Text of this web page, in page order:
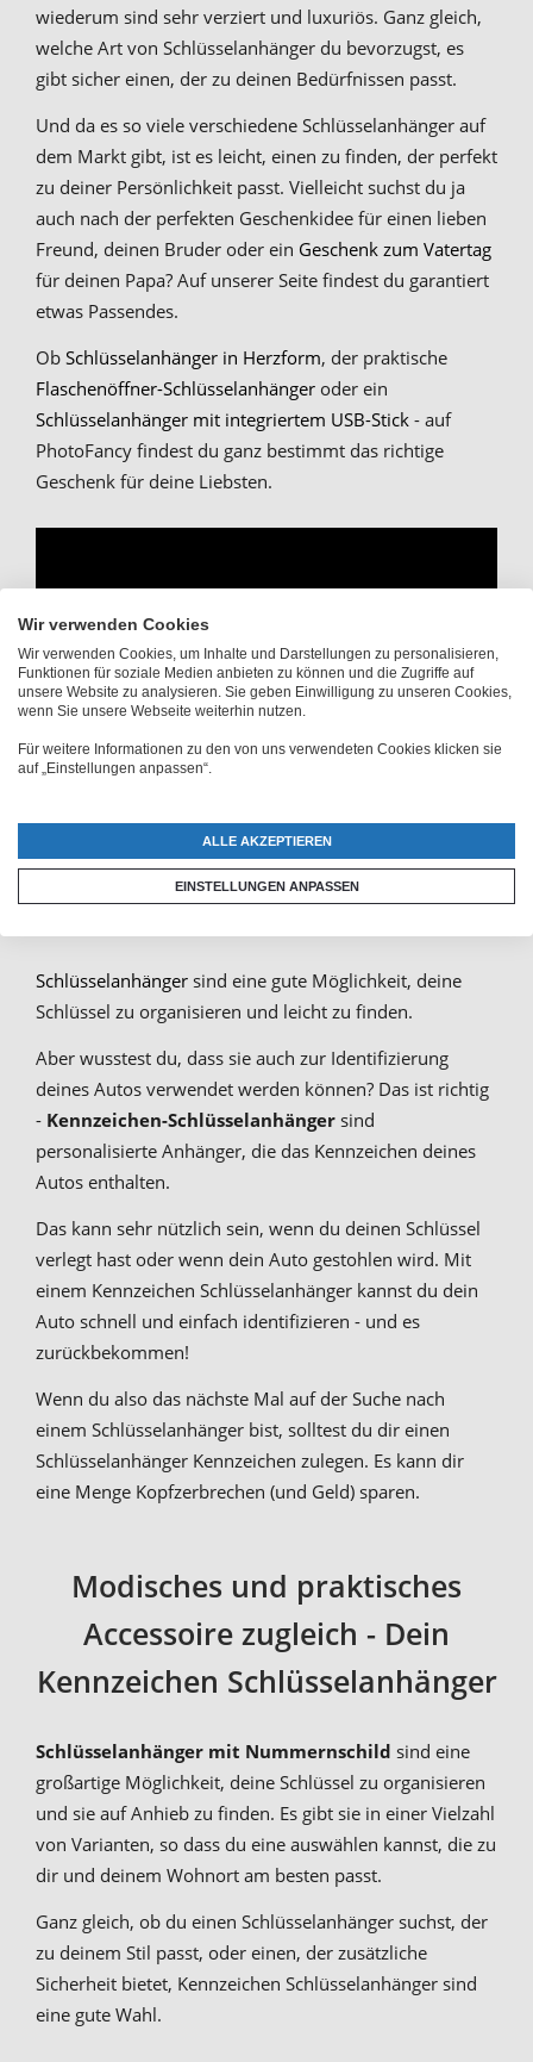
wiederum sind sehr verziert und luxuriös. Ganz gleich,
welche Art von Schlüsselanhänger du bevorzugst, es
gibt sicher einen, der zu deinen Bedürfnissen passt.
Und da es so viele verschiedene Schlüsselanhänger auf
dem Markt gibt, ist es leicht, einen zu finden, der perfekt
zu deiner Persönlichkeit passt. Vielleicht suchst du ja
auch nach der perfekten Geschenkidee für einen lieben
Freund, deinen Bruder oder ein Geschenk zum Vatertag
für deinen Papa? Auf unserer Seite findest du garantiert
etwas Passendes.
Ob Schlüsselanhänger in Herzform, der praktische
Flaschenöffner-Schlüsselanhänger oder ein
Schlüsselanhänger mit integriertem USB-Stick - auf
PhotoFancy findest du ganz bestimmt das richtige
Geschenk für deine Liebsten.
Persönlicher Schlüsselanhänger
mit deinem Kennzeichen
Schlüsselanhänger sind eine gute Möglichkeit, deine
Schlüssel zu organisieren und leicht zu finden.
Aber wusstest du, dass sie auch zur Identifizierung
deines Autos verwendet werden können? Das ist richtig
- Kennzeichen-Schlüsselanhänger sind
personalisierte Anhänger, die das Kennzeichen deines
Autos enthalten.
Das kann sehr nützlich sein, wenn du deinen Schlüssel
verlegt hast oder wenn dein Auto gestohlen wird. Mit
einem Kennzeichen Schlüsselanhänger kannst du dein
Auto schnell und einfach identifizieren - und es
zurückbekommen!
Wenn du also das nächste Mal auf der Suche nach
einem Schlüsselanhänger bist, solltest du dir einen
Schlüsselanhänger Kennzeichen zulegen. Es kann dir
eine Menge Kopfzerbrechen (und Geld) sparen.
Modisches und praktisches
Accessoire zugleich - Dein
Kennzeichen Schlüsselanhänger
Schlüsselanhänger mit Nummernschild sind eine
großartige Möglichkeit, deine Schlüssel zu organisieren
und sie auf Anhieb zu finden. Es gibt sie in einer Vielzahl
von Varianten, so dass du eine auswählen kannst, die zu
dir und deinem Wohnort am besten passt.
Ganz gleich, ob du einen Schlüsselanhänger suchst, der
zu deinem Stil passt, oder einen, der zusätzliche
Sicherheit bietet, Kennzeichen Schlüsselanhänger sind
eine gute Wahl.
Wir verwenden Cookies
Wir verwenden Cookies, um Inhalte und Darstellungen zu personalisieren,
Funktionen für soziale Medien anbieten zu können und die Zugriffe auf
unsere Website zu analysieren. Sie geben Einwilligung zu unseren Cookies,
wenn Sie unsere Webseite weiterhin nutzen.
Für weitere Informationen zu den von uns verwendeten Cookies klicken sie
auf „Einstellungen anpassen“.
ALLE AKZEPTIEREN
EINSTELLUNGEN ANPASSEN